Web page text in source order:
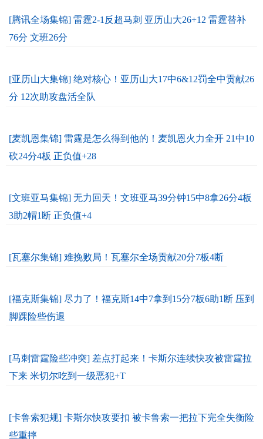
[腾讯全场集锦] 雷霆2-1反超马刺 亚历山大26+12 雷霆替补
76分 文班26分
[亚历山大集锦] 绝对核心！亚历山大17中6&12罚全中贡献26
分 12次助攻盘活全队
[麦凯恩集锦] 雷霆是怎么得到他的！麦凯恩火力全开 21中10
砍24分4板 正负值+28
[文班亚马集锦] 无力回天！文班亚马39分钟15中8拿26分4板
3助2帽1断 正负值+4
[瓦塞尔集锦] 难挽败局！瓦塞尔全场贡献20分7板4断
[福克斯集锦] 尽力了！福克斯14中7拿到15分7板6助1断 压到
脚踝险些伤退
[马刺雷霆险些冲突] 差点打起来！卡斯尔连续快攻被雷霆拉
下来 米切尔吃到一级恶犯+T
[卡鲁索犯规] 卡斯尔快攻要扣 被卡鲁索一把拉下完全失衡险
些重摔